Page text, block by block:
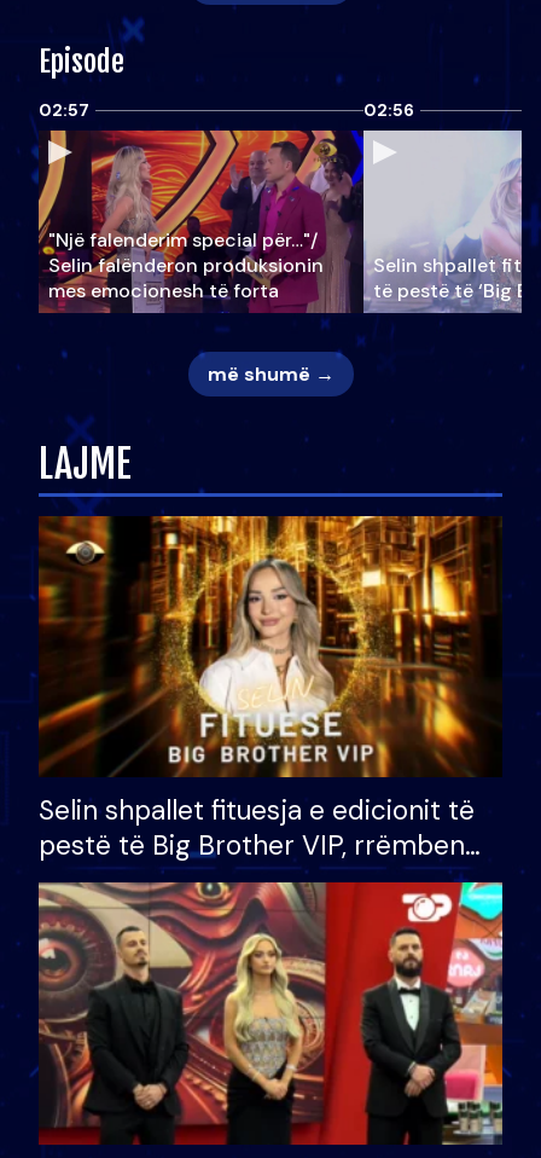
Episode
02:57
"Një falenderim special për…"/
Selin falënderon produksionin
mes emocionesh të forta
02:56
Selin shpallet
të pestë të ‘Big
më shumë →
LAJME
Selin shpallet fituesja e edicionit të
pestë të Big Brother VIP, rrëmben
çmimin e madh prej 100 mijë eurosh